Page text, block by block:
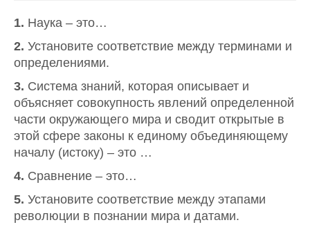
1. Наука – это…
2. Установите соответствие между терминами и
определениями.
3. Система знаний, которая описывает и
объясняет совокупность явлений определенной
части окружающего мира и сводит открытые в
этой сфере законы к единому объединяющему
началу (истоку) – это …
4. Сравнение – это…
5. Установите соответствие между этапами
революции в познании мира и датами.